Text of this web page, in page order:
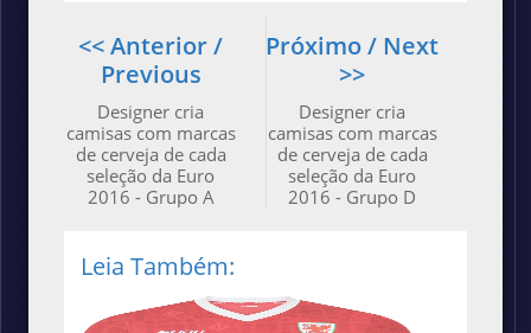
Próximo / Next
>>
Designer cria
camisas com marcas
de cerveja de cada
seleção da Euro
2016 - Grupo D
<< Anterior /
Previous
Designer cria
camisas com marcas
de cerveja de cada
seleção da Euro
2016 - Grupo A
Leia Também: